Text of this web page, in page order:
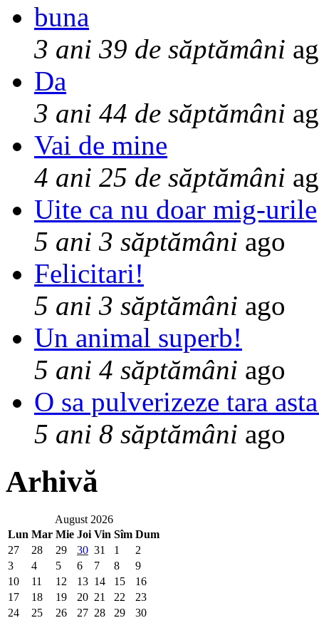
buna
3 ani 39 de săptămâni
Da
3 ani 44 de săptămâni
Vai de mine
4 ani 25 de săptămâni
Uite ca nu doar mig-urile
5 ani 3 săptămâni ago
Felicitari!
5 ani 3 săptămâni ago
Un animal superb!
5 ani 4 săptămâni ago
O sa pulverizeze tara
5 ani 8 săptămâni ago
Arhivă
August 2026
Lun Mar Mie Joi Vin Sîm Dum
27
28 29 30 31 1
2
3
4 5 6 7 8
9
10
11 12 13 14 15
16
17
18 19 20 21 22
23
24
25 26 27 28 29
30